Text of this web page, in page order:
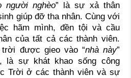
người nghèo” là sự xả thân
giúp đỡ tha nhân. Cùng với
hãm mình, đền tội và cầu
của tất cả các thành viên.
được gieo vào “nhà này”
là sự khát khao sống công
Trời ở các thành viên và sự